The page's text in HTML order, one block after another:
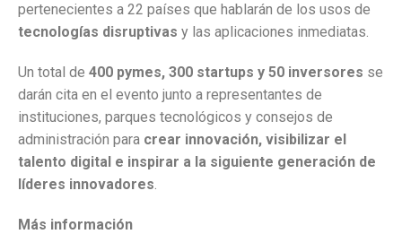
pertenecientes a 22 países que hablarán de los usos de
tecnologías disruptivas y las aplicaciones inmediatas.
Un total de 400 pymes, 300 startups y 50 inversores se
darán cita en el evento junto a representantes de
instituciones, parques tecnológicos y consejos de
administración para crear innovación, visibilizar el
talento digital e inspirar a la siguiente generación de
líderes innovadores.
Más información